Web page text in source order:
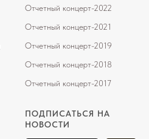
Отчетный концерт-2022
Отчетный концерт-2021
Отчетный концерт-2019
Отчетный концерт-2018
Отчетный концерт-2017
ПОДПИСАТЬСЯ НА
НОВОСТИ